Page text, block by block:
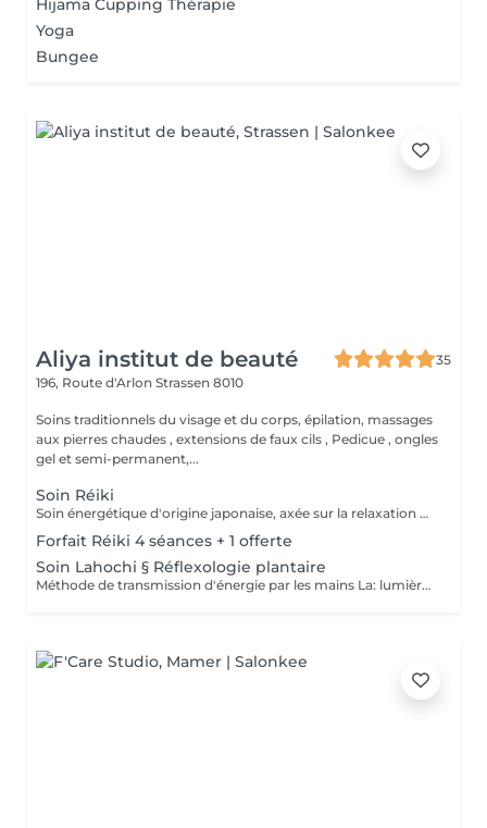
Hijama Cupping Thérapie
Yoga
Bungee
Aliya institut de beauté
35
196, Route d'Arlon Strassen 8010
Soins traditionnels du visage et du corps, épilation, massages
aux pierres chaudes , extensions de faux cils , Pedicue , ongles
gel et semi-permanent,...
Soin Réiki
Soin énergétique d'origine japonaise, axée sur la relaxation et l'harmonisation du corps et de l'esprit. REI: universel KI: énergie vital Le praticien pose doucement les mains sur les différentes zones , il n'y a pas de manipulation ou de pression. Effets: -Réduction du stress et de l'anxiété -Sensation de calme et de lâcher prise -Aide à apaiser le mental -favorise l'endormissement -Aide à relâcher les tensions émotionnelles le réiki est une pratique douce qui vise surtout : -la détente -l'équilibre émotionnel -le bien-être global A faire seul ou en cure de 4 séances
Forfait Réiki 4 séances + 1 offerte
Soin Lahochi § Réflexologie plantaire
Méthode de transmission d'énergie par les mains La: lumière, amour HO: mouvement de l'énergie CHI: energie vitale Effets: -Diminue le stress -Procure un calme profond et durable -Aide à harmoniser le corps et l'esprit - Energie retrouvée - Favorise le lâcher-prise -Harmonisation des Chakras Couplé à la réflexologie plantaire c'est un soin qui apporte une relaxation complète et durable alliant les bienfaits du soin énergétique et ceux de la réflexologie . A faire seul ou en cure de 4 séances "Détente absolue "